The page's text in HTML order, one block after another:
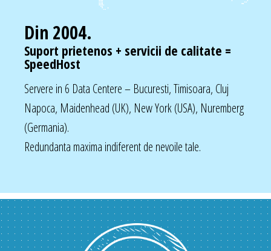
Din 2004.
Suport prietenos + servicii de calitate =
SpeedHost
Servere in 6 Data Centere – Bucuresti, Timisoara, Cluj
Napoca, Maidenhead (UK), New York (USA), Nuremberg
(Germania).
Redundanta maxima indiferent de nevoile tale.